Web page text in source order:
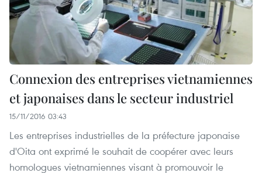
Connexion des entreprises vietnamiennes
et japonaises dans le secteur industriel
15/11/2016 03:43
Les entreprises industrielles de la préfecture japonaise
d'Oita ont exprimé le souhait de coopérer avec leurs
homologues vietnamiennes visant à promouvoir le